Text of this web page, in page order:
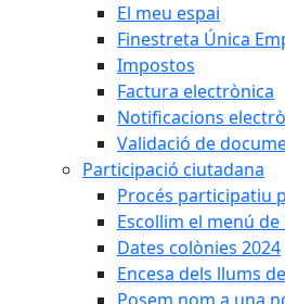
El meu espai
Finestreta Única
Impostos
Factura electrònica
Notificacions
Validació de
Participació ciutadana
Procés participatiu
Escollim el menú
Dates colònies 2024
Encesa dels llums